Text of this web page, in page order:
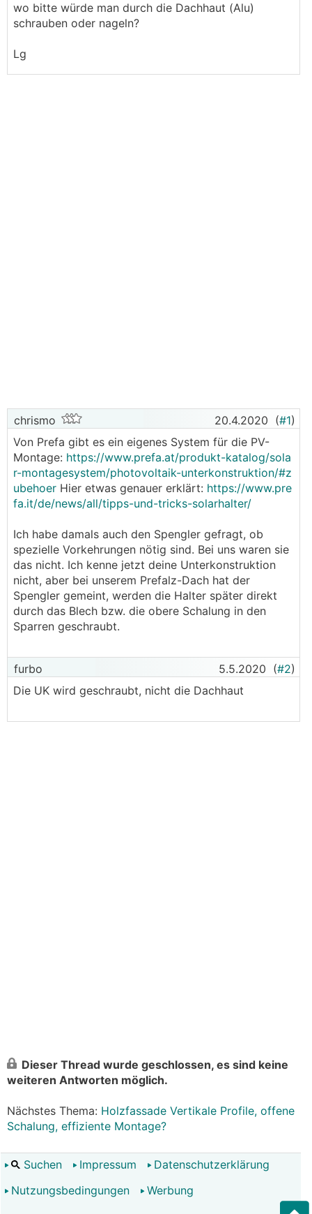
wo bitte würde man durch die Dachhaut (Alu)
schrauben oder nageln?
Lg
chrismo 20.4.2020 (#1)
Von Prefa gibt es ein eigenes System für die PV-
Montage: https://www.prefa.at/produkt-katalog/sola
r-montagesystem/photovoltaik-unterkonstruktion/#z
ubehoer Hier etwas genauer erklärt: https://www.pre
fa.it/de/news/all/tipps-und-tricks-solarhalter/
Ich habe damals auch den Spengler gefragt, ob
spezielle Vorkehrungen nötig sind. Bei uns waren sie
das nicht. Ich kenne jetzt deine Unterkonstruktion
nicht, aber bei unserem Prefalz-Dach hat der
Spengler gemeint, werden die Halter später direkt
durch das Blech bzw. die obere Schalung in den
Sparren geschraubt.
furbo 5.5.2020 (#2)
Die UK wird geschraubt, nicht die Dachhaut
Dieser Thread wurde geschlossen, es sind keine
weiteren Antworten möglich.
Nächstes Thema: Holzfassade Vertikale Profile, offene
Schalung, effiziente Montage?
Suchen Impressum
Datenschutzerklärung
Nutzungsbedingungen
Werbung